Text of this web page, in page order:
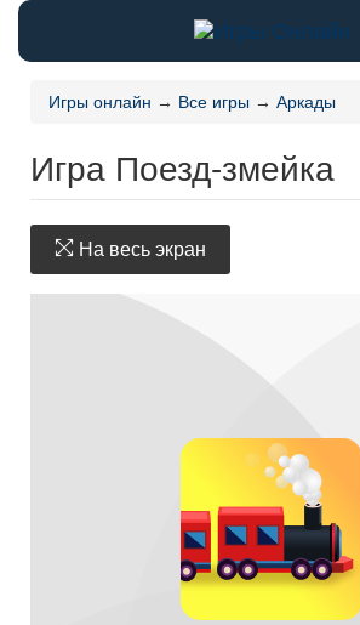
Игры онлайн → Все игры → Аркады
Игра Поезд-змейка
На весь экран